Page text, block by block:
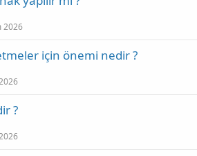
2026
için önemi nedir ?
?